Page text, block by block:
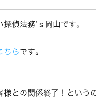
偵法務’ｓ岡山です。
ちらです。
との関係終了！という